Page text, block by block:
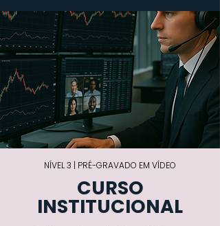
NÍVEL 3 | PRÉ-GRAVADO EM VÍDEO
CURSO
INSTITUCIONAL